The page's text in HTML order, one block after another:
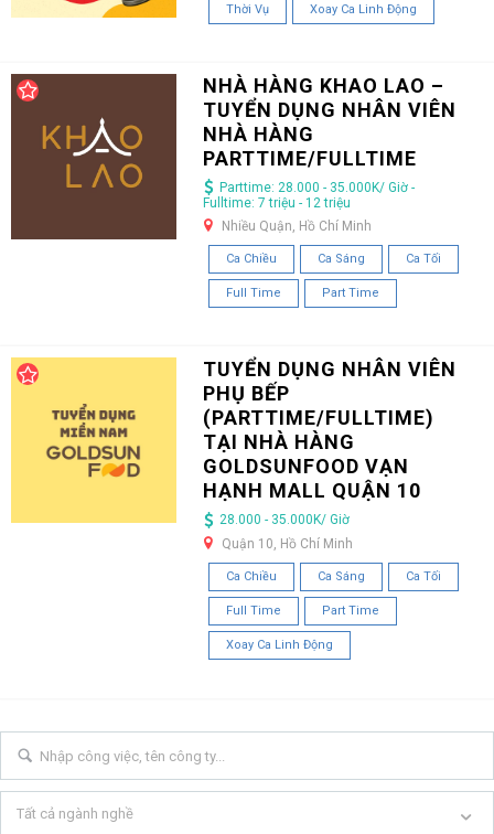
Thời Vụ Xoay Ca Linh Động
NHÀ HÀNG KHAO LAO –
TUYỂN DỤNG NHÂN VIÊN
NHÀ HÀNG
PARTTIME/FULLTIME
Parttime: 28.000 - 35.000K/ Giờ -
Fulltime: 7 triệu - 12 triệu
Nhiều Quận, Hồ Chí Minh
Ca Chiều Ca Sáng Ca Tối
Full Time Part Time
TUYỂN DỤNG NHÂN VIÊN
PHỤ BẾP
(PARTTIME/FULLTIME)
TẠI NHÀ HÀNG
GOLDSUNFOOD VẠN
HẠNH MALL QUẬN 10
28.000 - 35.000K/ Giờ
Quận 10, Hồ Chí Minh
Ca Chiều Ca Sáng Ca Tối
Full Time Part Time
Xoay Ca Linh Động
Tất cả ngành nghề